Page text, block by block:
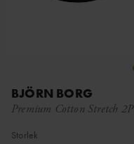
BJÖRN BORG
Premium Cotton Stretch 2P
Storlek